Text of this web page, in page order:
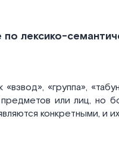
лексико-
«группа»,
или лиц, но
конкретными, и